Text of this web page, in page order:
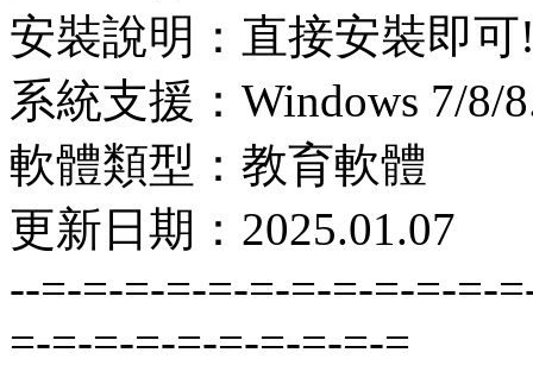
安裝說明：直接安裝即可
系統支援：Windows 7/8/
軟體類型：教育軟體
更新日期：2025.01.07
--=-=-=-=-=-=-=-=-=-=-=-
=-=-=-=-=-=-=-=-=-=